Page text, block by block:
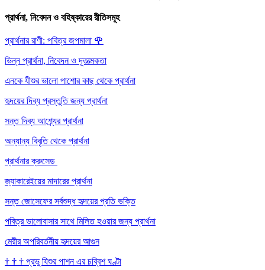
প্রার্থনা, নিবেদন ও বহিষ্কারের রীতিসমূহ
প্রার্থনার রাণী: পবিত্র জপমালা 🌹
ভিন্ন প্রার্থনা, নিবেদন ও দূতাত্মকতা
এনকে যীশুর ভালো পাশোর কাছ থেকে প্রার্থনা
হৃদয়ের দিব্য প্রস্তুতি জন্য প্রার্থনা
সন্ত দিব্য আশ্র্যের প্রার্থনা
অন্যান্য বিবৃতি থেকে প্রার্থনা
প্রার্থনার ক্রুসেড
জ্যাকারেইয়ের মাদারের প্রার্থনা
সন্ত জোসেফের সর্বশুদ্ধ হৃদয়ের প্রতি ভক্তি
পবিত্র ভালোবাসার সাথে মিলিত হওয়ার জন্য প্রার্থনা
মেরীর অপরিবর্তনীয় হৃদয়ের আগুন
† † † প্রভু যিশুর পাশন এর চব্বিশ ঘণ্টা